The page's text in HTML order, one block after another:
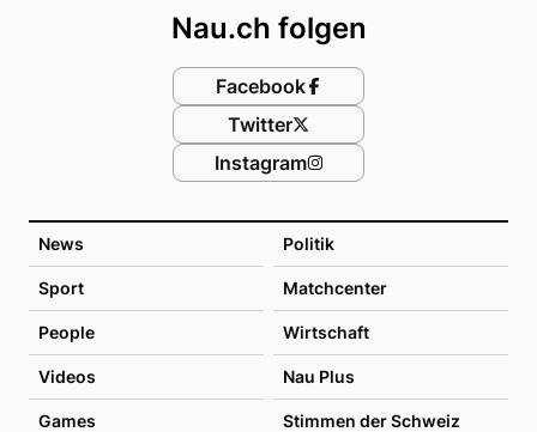
News Politik
Sport Matchcenter
People Wirtschaft
Videos Nau Plus
Games Stimmen der Schweiz
Nau.ch folgen
Facebook
Twitter
Instagram